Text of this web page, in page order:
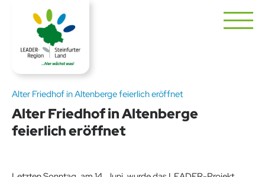
Alter Friedhof in Altenberge feierlich eröffnet
Alter Friedhof in Altenberge
feierlich eröffnet